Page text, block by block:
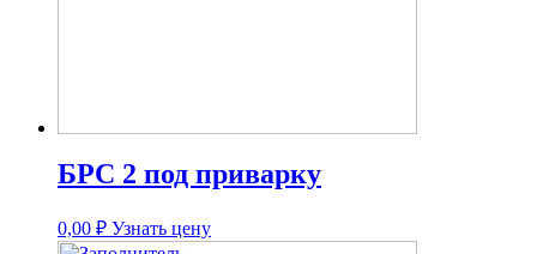
БРС 2 под приварку
0,00 ₽ Узнать цену